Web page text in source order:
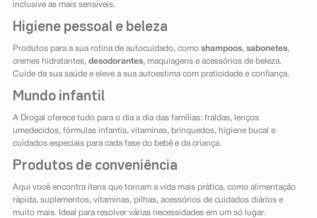
inclusive as mais sensíveis.
Higiene pessoal e beleza
Produtos para a sua rotina de autocuidado, como shampoos, sabonetes,
cremes hidratantes, desodorantes, maquiagens e acessórios de beleza.
Cuide da sua saúde e eleve a sua autoestima com praticidade e confiança.
Mundo infantil
A Drogal oferece tudo para o dia a dia das famílias: fraldas, lenços
umedecidos, fórmulas infantis, vitaminas, brinquedos, higiene bucal e
cuidados especiais para cada fase do bebê e da criança.
Produtos de conveniência
Aqui você encontra itens que tornam a vida mais prática, como alimentação
rápida, suplementos, vitaminas, pilhas, acessórios de cuidados diários e
muito mais. Ideal para resolver várias necessidades em um só lugar.